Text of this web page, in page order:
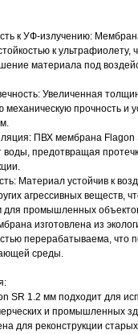
к УФ-излучению:
к ультрафиолету,
материала под
Увеличенная
механическую прочность и
ПВХ мембрана Flagon
предотвращая
Материал устойчив к
агрессивных веществ,
промышленных
изготовлена из
перерабатываема, что
среды.
SR 1.2 мм подходит для
и промышленных
для реконструкции